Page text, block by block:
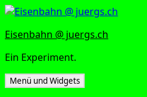
Zum
springen
Eisenbahn @ juergs.ch
Ein Experiment.
Menü und Widgets